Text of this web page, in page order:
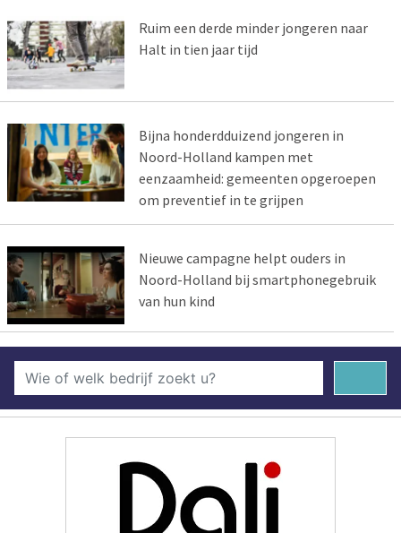
Ruim een derde minder jongeren naar
Halt in tien jaar tijd
Bijna honderdduizend jongeren in
Noord-Holland kampen met
eenzaamheid: gemeenten opgeroepen
om preventief in te grijpen
Nieuwe campagne helpt ouders in
Noord-Holland bij smartphonegebruik
van hun kind